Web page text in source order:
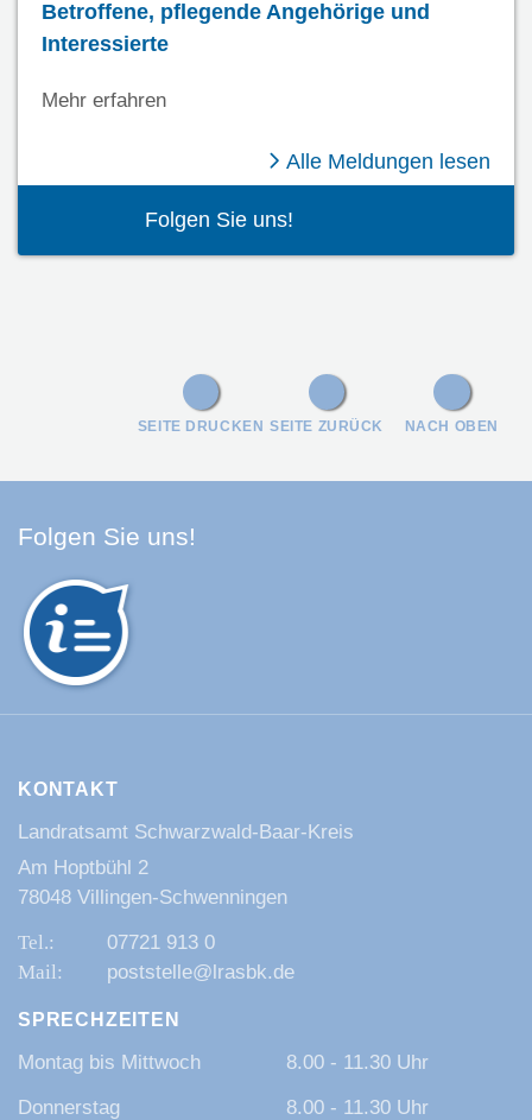
Betroffene, pflegende Angehörige und
Interessierte
Mehr erfahren
Alle Meldungen lesen
Folgen Sie uns!
NACH OBEN
SEITE ZURÜCK
SEITE DRUCKEN
Folgen Sie uns!
KONTAKT
Landratsamt Schwarzwald-Baar-Kreis
Am Hoptbühl 2
78048 Villingen-Schwenningen
07721 913 0
poststelle@lrasbk.de
SPRECHZEITEN
Montag bis Mittwoch
8.00 - 11.30 Uhr
Donnerstag
8.00 - 11.30 Uhr